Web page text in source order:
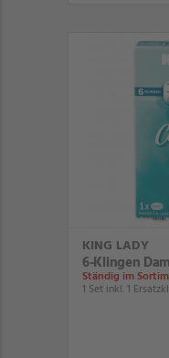
KING LADY
6-Klingen
Ständig im
1 Set inkl. 1